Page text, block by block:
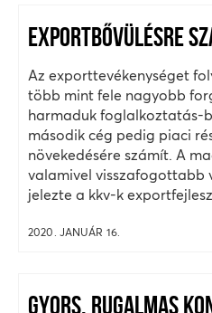
EXPORTBŐVÜLÉSRE
Az exporttevékenységet
több mint fele nagyobb
harmaduk foglalkoztatás-
második cég pedig piaci
növekedésére számít. A
valamivel visszafogottabb
jelezte a kkv-k
2020. JANUÁR 16.